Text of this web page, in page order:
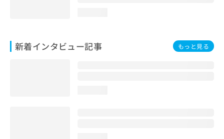
新着インタビュー記事 もっと見る